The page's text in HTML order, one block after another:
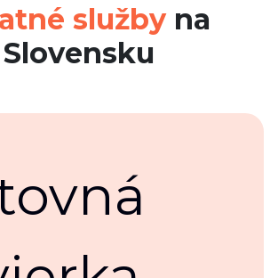
službyna
Slovensku